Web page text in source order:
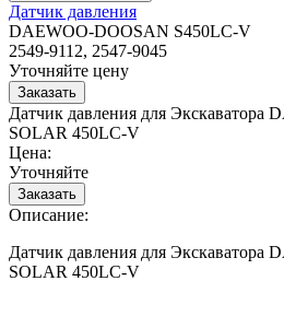
Датчик давления
DAEWOO-DOOSAN S450LC-V
2549-9112, 2547-9045
Уточняйте цену
Датчик давления для Экскаватора
SOLAR 450LC-V
Цена:
Уточняйте
Описание:
Датчик давления для Экскаватора
SOLAR 450LC-V